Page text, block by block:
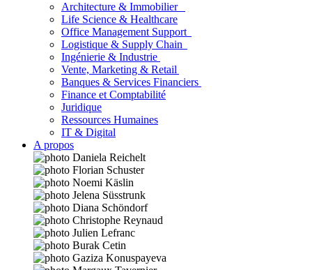
Architecture & Immobilier
Life Science & Healthcare
Office Management Support
Logistique & Supply Chain
Ingénierie & Industrie
Vente, Marketing & Retail
Banques & Services Financiers
Finance et Comptabilité
Juridique
Ressources Humaines
IT & Digital
A propos